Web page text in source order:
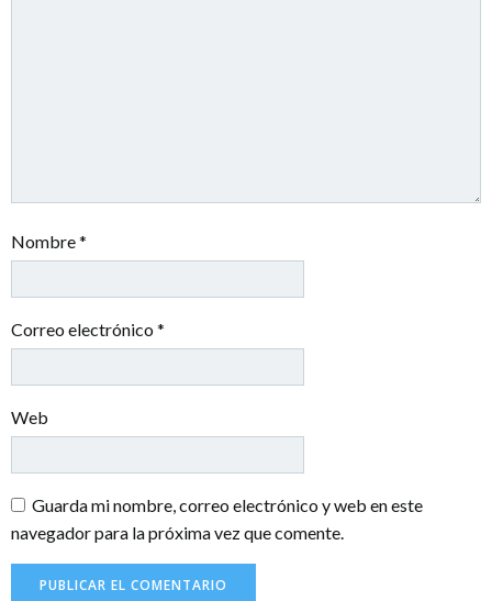
Nombre*
Correo electrónico*
Web
Guarda mi nombre, correo electrónico y web en este
navegador para la próxima vez que comente.